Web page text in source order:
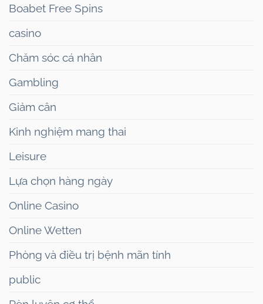
Boabet Free Spins
casino
Chăm sóc cá nhân
Gambling
Giảm cân
Kinh nghiệm mang thai
Leisure
Lựa chọn hàng ngày
Online Casino
Online Wetten
Phòng và điều trị bệnh mãn tính
public